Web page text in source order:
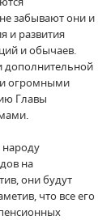
забывают они и
и развития
и обычаев.
дополнительной
огромными
Главы
народу
на
они будут
что все его